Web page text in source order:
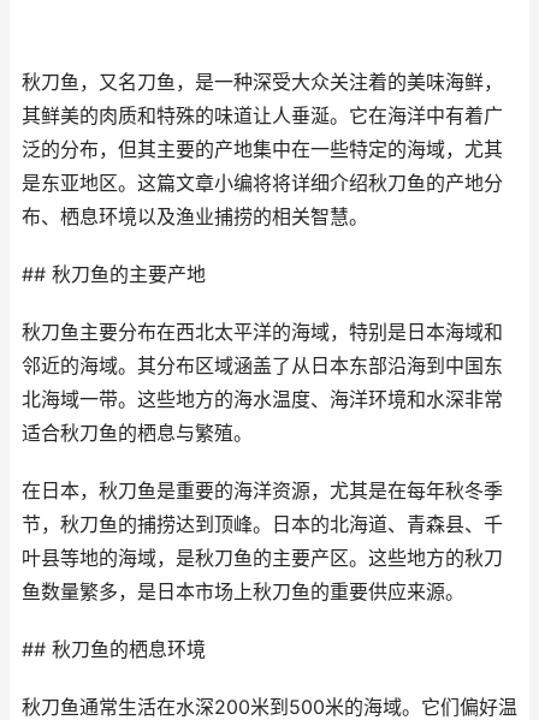
秋刀鱼，又名刀鱼，是一种深受大众关注着的美味海鲜，
其鲜美的肉质和特殊的味道让人垂涎。它在海洋中有着广
泛的分布，但其主要的产地集中在一些特定的海域，尤其
是东亚地区。这篇文章小编将将详细介绍秋刀鱼的产地分
布、栖息环境以及渔业捕捞的相关智慧。
## 秋刀鱼的主要产地
秋刀鱼主要分布在西北太平洋的海域，特别是日本海域和
邻近的海域。其分布区域涵盖了从日本东部沿海到中国东
北海域一带。这些地方的海水温度、海洋环境和水深非常
适合秋刀鱼的栖息与繁殖。
在日本，秋刀鱼是重要的海洋资源，尤其是在每年秋冬季
节，秋刀鱼的捕捞达到顶峰。日本的北海道、青森县、千
叶县等地的海域，是秋刀鱼的主要产区。这些地方的秋刀
鱼数量繁多，是日本市场上秋刀鱼的重要供应来源。
## 秋刀鱼的栖息环境
秋刀鱼通常生活在水深200米到500米的海域。它们偏好温